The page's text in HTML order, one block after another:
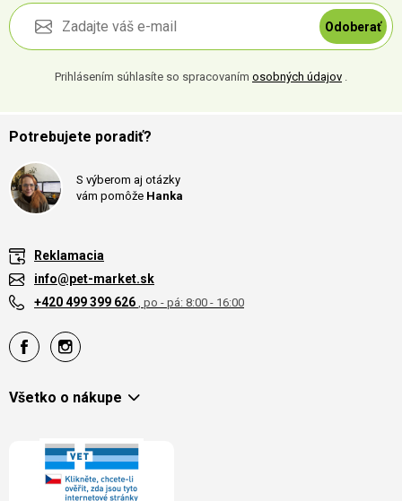
Odoberať
Prihlásením súhlasíte so spracovaním osobných údajov .
Potrebujete poradiť?
S výberom aj otázky
vám pomôže Hanka
Reklamacia
info@pet-market.sk
+420 499 399 626 , po - pá: 8:00 - 16:00
Všetko o nákupe